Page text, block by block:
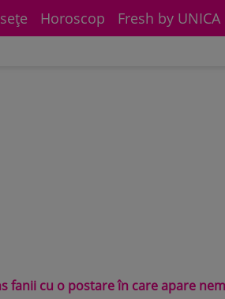
Horoscop Fresh by UNICA
cu o postare în care apare